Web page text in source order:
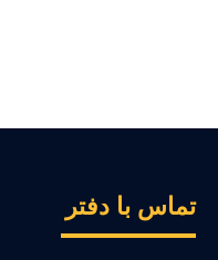
با دفتر